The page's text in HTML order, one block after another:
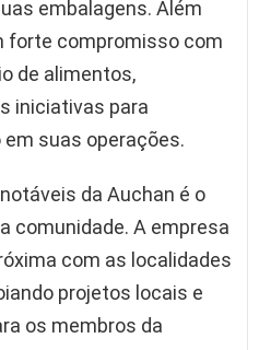
embalagens. Além
forte compromisso com
de alimentos,
iniciativas para
suas operações.
da Auchan é o
comunidade. A empresa
com as localidades
projetos locais e
os membros da